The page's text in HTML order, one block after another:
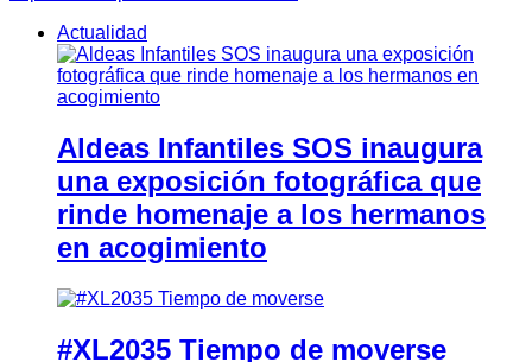
Actualidad
Aldeas Infantiles SOS inaugura
una exposición fotográfica que
rinde homenaje a los hermanos
en acogimiento
#XL2035 Tiempo de moverse